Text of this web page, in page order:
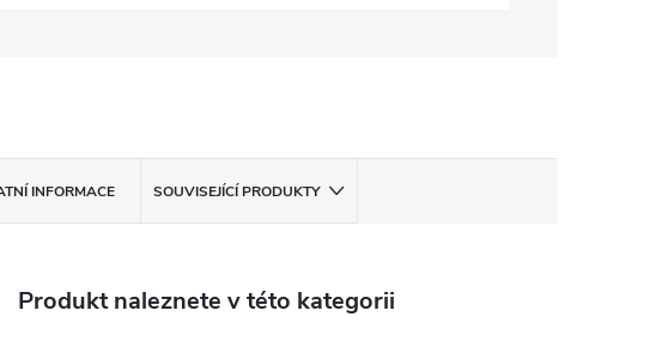
INFORMACE SOUVISEJÍCÍ PRODUKTY
Produkt naleznete v této kategorii